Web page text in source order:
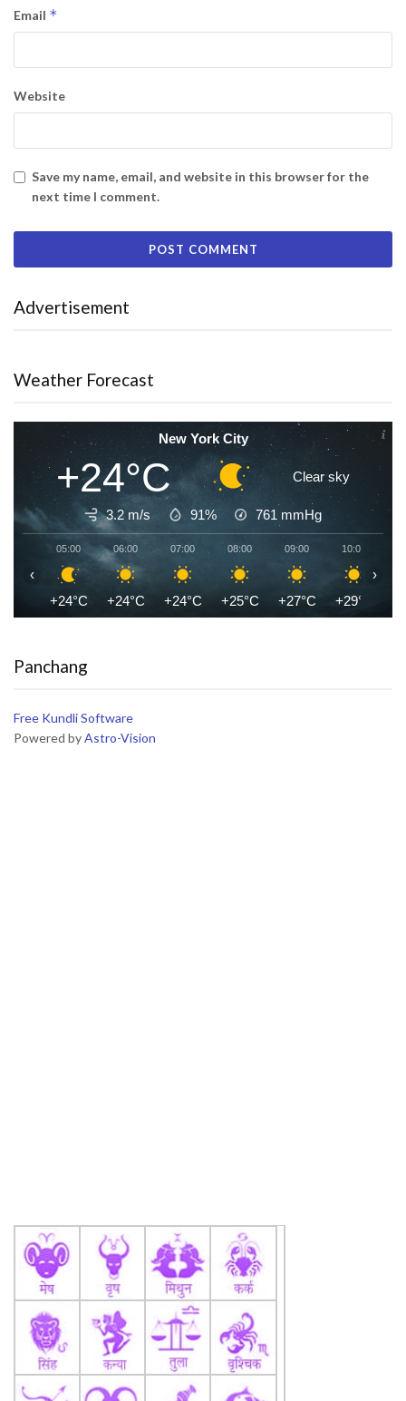
Email *
Website
Save my name, email, and website in this browser for the
next time I comment.
Advertisement
Weather Forecast
New York City
+24°C Clear sky
3.2 m/s 91% 761 mmHg
05:00
+24°C
06:00
+24°C
07:00
+24°C
08:00
+25°C
09:00
+27°C
10:00
+29°C
‹ ›
Panchang
Free Kundli Software
Powered byAstro-Vision